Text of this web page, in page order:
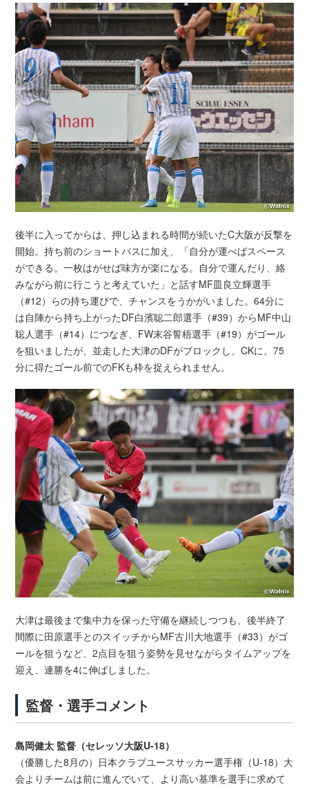
後半に入ってからは、押し込まれる時間が続いたC大阪が反撃を
開始。持ち前のショートパスに加え、「自分が運べばスペース
ができる。一枚はがせば味方が楽になる。自分で運んだり、絡
みながら前に行こうと考えていた」と話すMF皿良立輝選手
（#12）らの持ち運びで、チャンスをうかがいました。64分に
は自陣から持ち上がったDF白濱聡二郎選手（#39）からMF中山
聡人選手（#14）につなぎ、FW末谷誓梧選手（#19）がゴール
を狙いましたが、並走した大津のDFがブロックし、CKに。75
分に得たゴール前でのFKも枠を捉えられません。
大津は最後まで集中力を保った守備を継続しつつも、後半終了
間際に田原選手とのスイッチからMF古川大地選手（#33）がゴ
ールを狙うなど、2点目を狙う姿勢を見せながらタイムアップを
迎え、連勝を4に伸ばしました。
監督・選手コメント
島岡健太 監督（セレッソ大阪U-18）
（優勝した8月の）日本クラブユースサッカー選手権（U-18）大
会よりチームは前に進んでいて、より高い基準を選手に求めて